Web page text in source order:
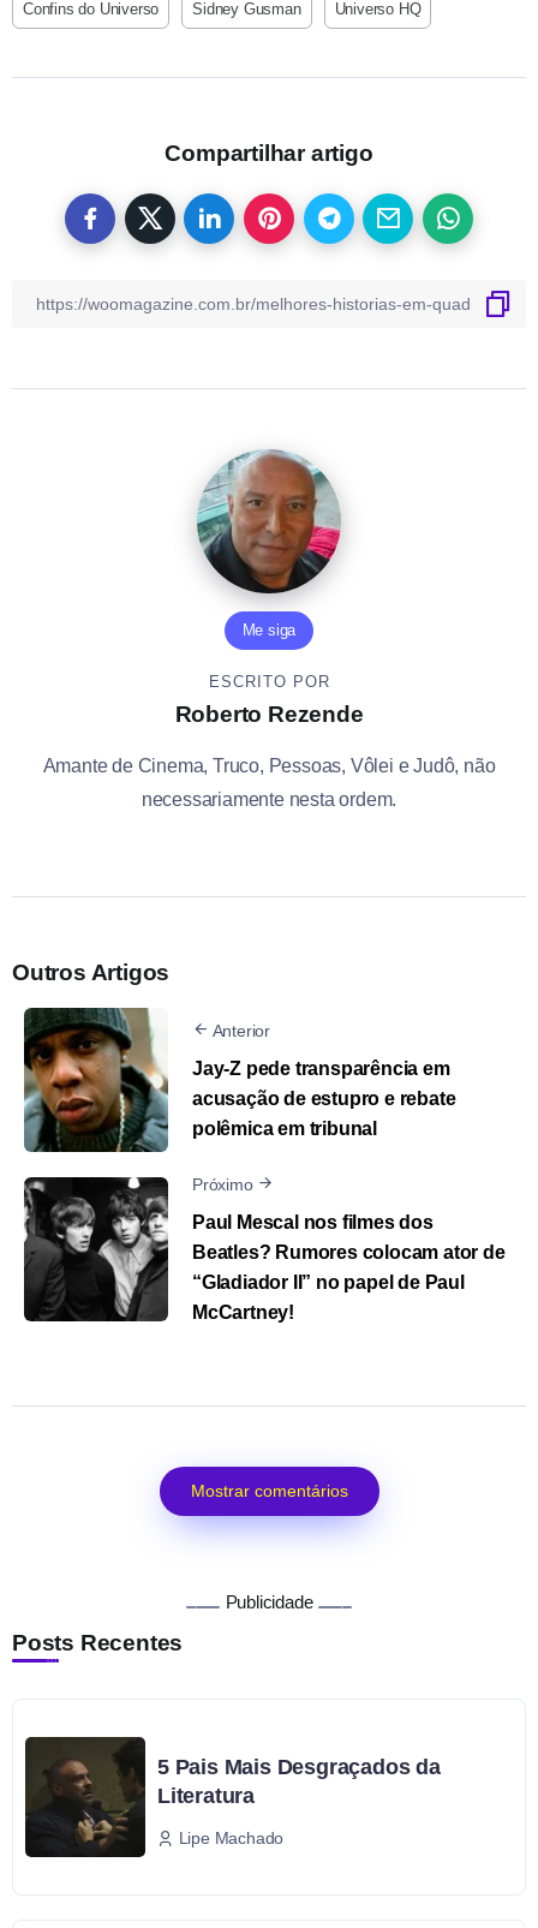
Confins do Universo Sidney Gusman Universo HQ
Compartilhar artigo
Me siga
ESCRITO POR
Roberto Rezende
Amante de Cinema, Truco, Pessoas, Vôlei e Judô, não
necessariamente nesta ordem.
Outros Artigos
Anterior
Jay-Z pede transparência em
acusação de estupro e rebate
polêmica em tribunal
Próximo
Paul Mescal nos filmes dos
Beatles? Rumores colocam ator de
“Gladiador II” no papel de Paul
McCartney!
Mostrar comentários
Publicidade
Posts Recentes
5 Pais Mais Desgraçados da
Literatura
Lipe Machado